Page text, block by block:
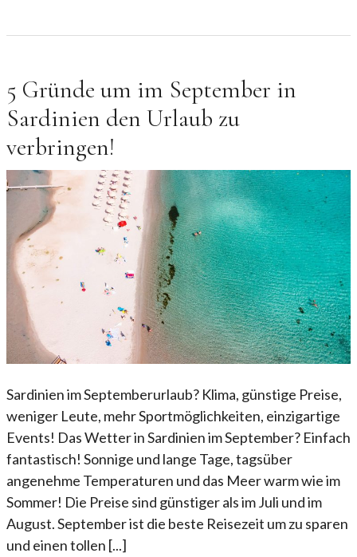
5 Gründe um im September in
Sardinien den Urlaub zu
verbringen!
Sardinien im Septemberurlaub? Klima, günstige Preise,
weniger Leute, mehr Sportmöglichkeiten, einzigartige
Events! Das Wetter in Sardinien im September? Einfach
fantastisch! Sonnige und lange Tage, tagsüber
angenehme Temperaturen und das Meer warm wie im
Sommer! Die Preise sind günstiger als im Juli und im
August. September ist die beste Reisezeit um zu sparen
und einen tollen [...]